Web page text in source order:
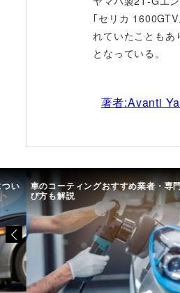
｢セリカ
れていたこともあ
となっている。
著者:Avanti
い 車のコーティングおすすめ業者・専
び方も解説